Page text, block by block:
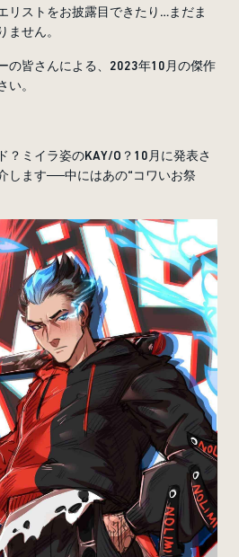
リストをお披露目できたり…まだま
ません。
の皆さんによる、2023年10月の傑作
い。
？ミイラ姿のKAY/O？10月に発表さ
します──中にはあの“コワいお祭